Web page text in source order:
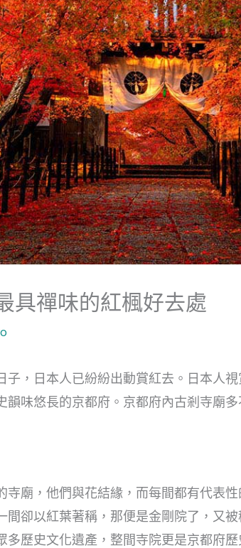
具禪味的紅楓好去處
子，日本人已紛紛出動賞紅去。日本人
韻味悠長的京都府。京都府內古剎寺廟
寺廟，他們與花結緣，而每間都有代表
間卻以紅葉著稱，那便是金剛院了，又
多歷史文化遺產，整間寺院更是京都府